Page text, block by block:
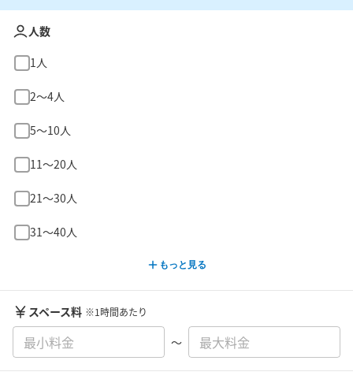
人数
1人
2〜4人
5〜10人
11〜20人
21〜30人
31〜40人
もっと見る
スペース料 ※1時間あたり
〜